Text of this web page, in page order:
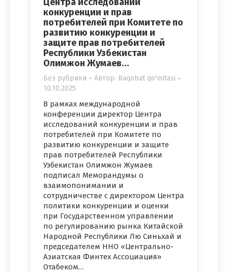
конкуренции и прав
потребителей при Комитете по
развитию конкуренции и
защите прав потребителей
Республики Узбекистан
Олимжон Жумаев…
Без рубрики Автор: Raqobat qo'mitasi
10.10.2025
В рамках международной
конференции директор Центра
исследований конкуренции и прав
потребителей при Комитете по
развитию конкуренции и защите
прав потребителей Республики
Узбекистан Олимжон Жумаев
подписал Меморандумы о
взаимопонимании и
сотрудничестве с директором Центра
политики конкуренции и оценки
при Государственном управлении
по регулированию рынка Китайской
Народной Республики Лю Синьхай и
председателем ННО «Центрально-
Азиатская Финтех Ассоциация»
Отабеком…